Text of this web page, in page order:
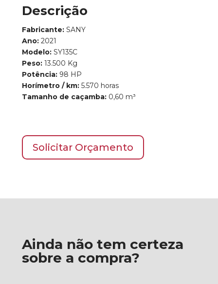
Descrição
Fabricante:SANY
Ano:2021
Modelo:SY135C
Peso:13.500 Kg
Potência:98 HP
Horímetro / km:5.570 horas
Tamanho de caçamba: 0,60 m³
Solicitar Orçamento
Ainda não tem certeza
sobre a compra?